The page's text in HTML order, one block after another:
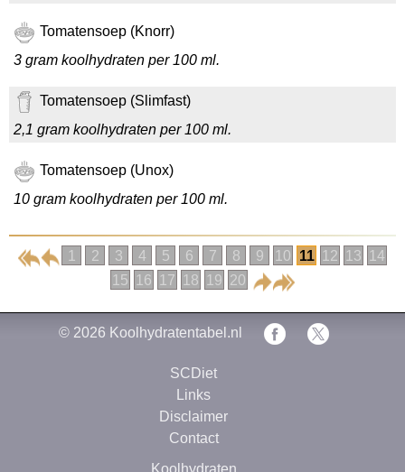
Tomatensoep (Knorr)
3 gram koolhydraten per 100 ml.
Tomatensoep (Slimfast)
2,1 gram koolhydraten per 100 ml.
Tomatensoep (Unox)
10 gram koolhydraten per 100 ml.
1 2 3 4 5 6 7 8 9 10 11 12 13
14
15
16 17 18 19 20
© 2026 Koolhydratentabel.nl
SCDiet
Links
Disclaimer
Contact
Koolhydraten